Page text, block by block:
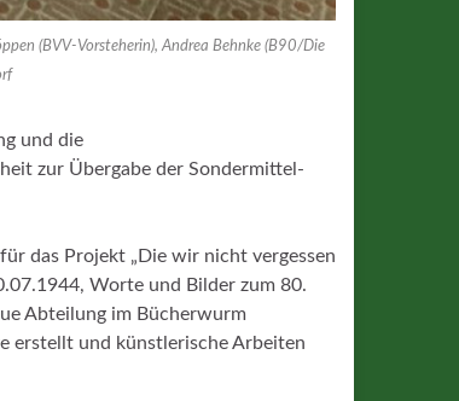
(BVV-Vorsteherin), Andrea Behnke (B90/Die
und die
zur Übergabe der Sondermittel-
das Projekt „Die wir nicht vergessen
Worte und Bilder zum 80.
Abteilung im Bücherwurm
erstellt und künstlerische Arbeiten